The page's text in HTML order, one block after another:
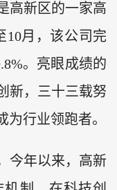
高新区的一家高
10月，该公司完
。亮眼成绩的
新，三十三载努
行业领跑者。
今年以来，高新